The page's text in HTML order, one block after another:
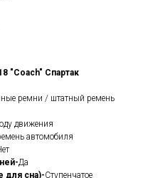
"Сoach" Спартак
ремни / штатный ремень
движения
автомобиля
Да
для сна)-Ступенчатое